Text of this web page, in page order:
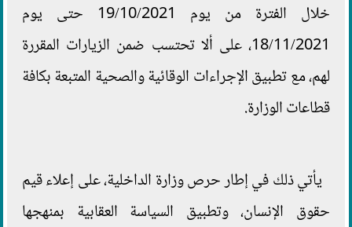
خلال الفترة من يوم 19/10/2021 حتى يوم
18/11/2021، على ألا تحتسب ضمن الزيارات المقررة
لهم، مع تطبيق الإجراءات الوقائية والصحية المتبعة بكافة
قطاعات الوزارة.
يأتي ذلك في إطار حرص وزارة الداخلية، على إعلاء قيم
حقوق الإنسان، وتطبيق السياسة العقابية بمنهجها